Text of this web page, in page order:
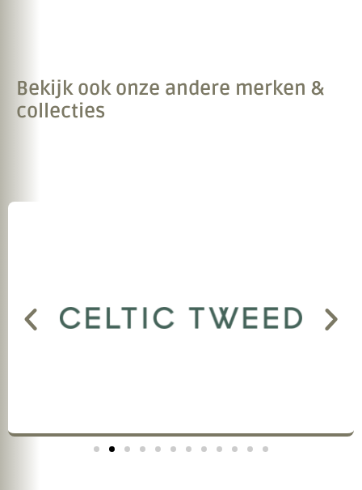
Bekijk ook onze andere merken &
collecties